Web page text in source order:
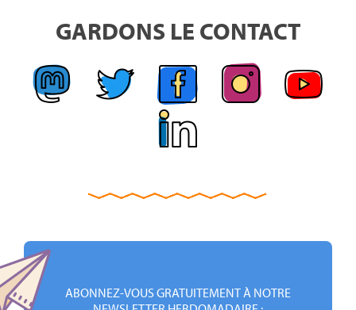
GARDONS LE CONTACT
ABONNEZ-VOUS GRATUITEMENT À NOTRE